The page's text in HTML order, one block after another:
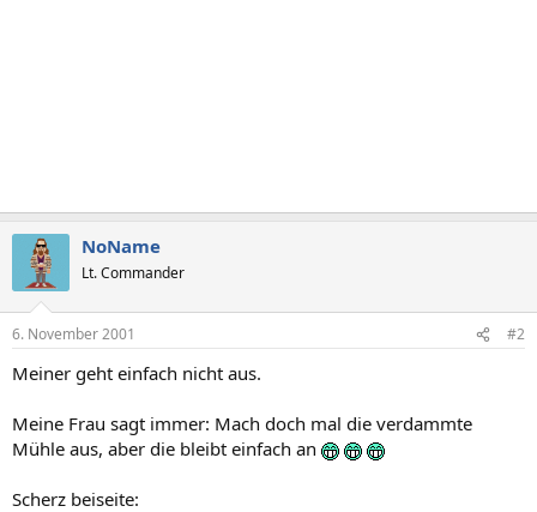
NoName
Lt. Commander
6. November 2001 #2
Meiner geht einfach nicht aus.
Meine Frau sagt immer: Mach doch mal die verdammte
Mühle aus, aber die bleibt einfach an
Scherz beiseite: